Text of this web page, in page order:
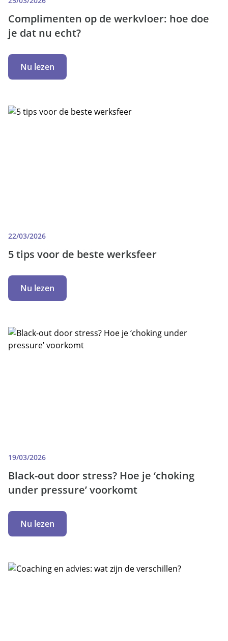
Complimenten op de werkvloer: hoe doe
je dat nu echt?
Nu lezen
22/03/2026
5 tips voor de beste werksfeer
Nu lezen
19/03/2026
Black-out door stress? Hoe je ‘choking
under pressure’ voorkomt
Nu lezen